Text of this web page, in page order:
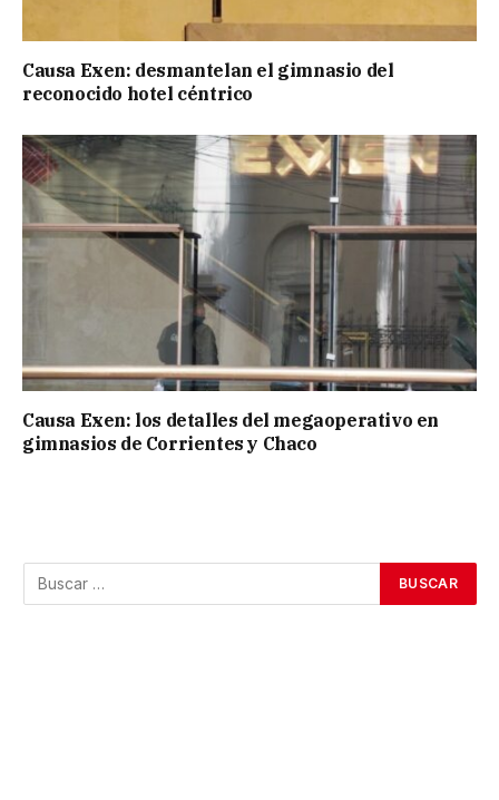
Causa Exen: desmantelan el gimnasio del
reconocido hotel céntrico
Causa Exen: los detalles del megaoperativo en
gimnasios de Corrientes y Chaco